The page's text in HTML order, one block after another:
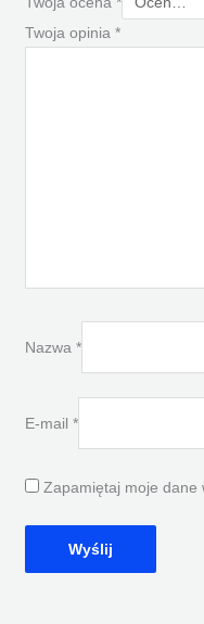
Twoja opinia *
Nazwa *
E-mail *
Zapamiętaj moje dane